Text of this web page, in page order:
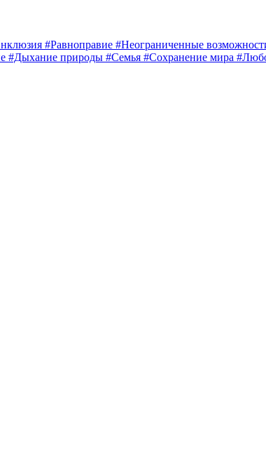
#Равноправие #Неограниченные
#Дыхание природы #Семья #Сохранение мира